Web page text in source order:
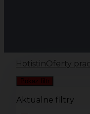
HotistinOferty
Pokaż filtr
Aktualne filtry